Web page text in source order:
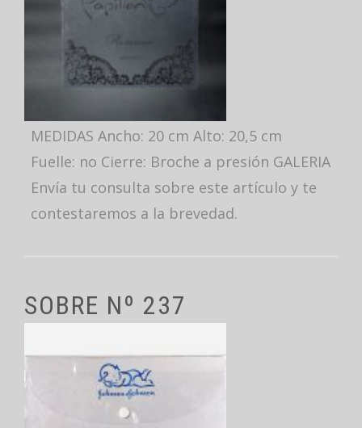
MEDIDAS Ancho: 20 cm Alto: 20,5 cm
Fuelle: no Cierre: Broche a presión GALERIA
Envía tu consulta sobre este artículo y te
contestaremos a la brevedad.
SOBRE Nº 237